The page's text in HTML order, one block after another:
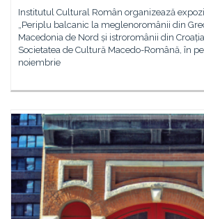
Institutul Cultural Român organizează
„Periplu balcanic la meglenoromânii din
Macedonia de Nord și istroromânii din
Societatea de Cultură Macedo-Română, în
noiembrie